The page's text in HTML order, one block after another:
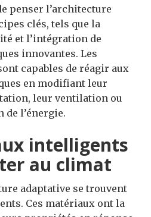
penser l’architecture
clés, tels que la
et l’intégration de
innovantes. Les
capables de réagir aux
en modifiant leur
leur ventilation ou
l’énergie.
intelligents
au climat
adaptative se trouvent
Ces matériaux ont la